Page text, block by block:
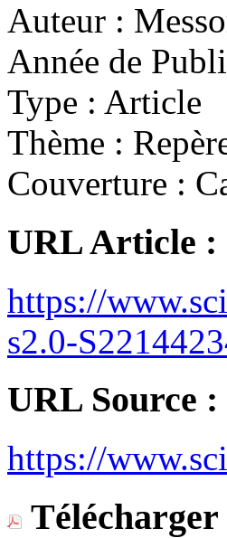
Auteur :
Année de
Type : Article
Thème :
Couverture :
URL Article :
https://
s2.0-
URL Source :
https://